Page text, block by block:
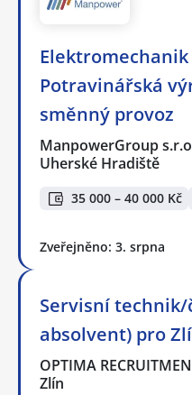
Potravinářská
směnný provoz
ManpowerGroup
Uherské Hradiště
35 000 – 40 000 Kč
Zveřejněno: 3. srpna
Servisní technik/
absolvent) pro
OPTIMA
Zlín